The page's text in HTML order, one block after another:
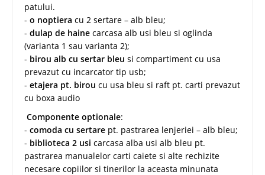
patului.
- o noptiera cu 2 sertare – alb bleu;
- dulap de haine carcasa alb usi bleu si oglinda
(varianta 1 sau varianta 2);
- birou alb cu sertar bleu si compartiment cu usa
prevazut cu incarcator tip usb;
- etajera pt. birou cu usa bleu si raft pt. carti prevazut
cu boxa audio
Componente optionale:
- comoda cu sertare pt. pastrarea lenjeriei – alb bleu;
- biblioteca 2 usi carcasa alba usi alb bleu pt.
pastrarea manualelor carti caiete si alte rechizite
necesare copiilor si tinerilor la aceasta minunata